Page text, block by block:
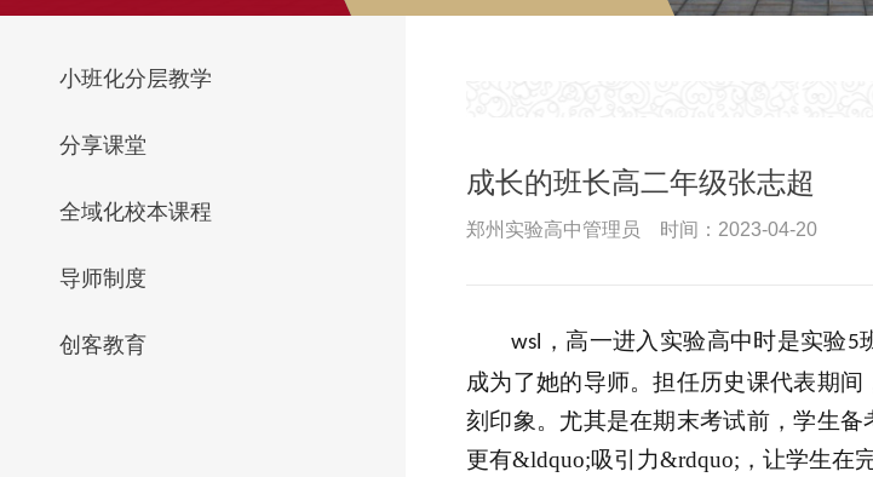
小班化分层教学
分享课堂
全域化校本课程
导师制度
创客教育
成长的班长高二年级张志超
郑州实验高中管理员 时间：2023-04-20
wsl ，高一进入实验高中时是实验5
成为了她的导师。担任历史课代表期
刻印象。尤其是在期末考试前，学生
更有&ldquo;吸引力&rdquo;，让学生在